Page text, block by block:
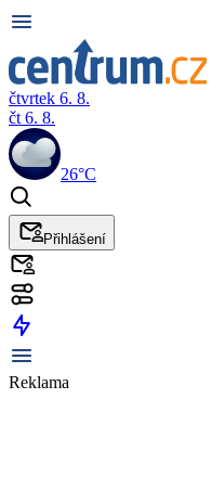
čtvrtek 6. 8.
čt 6. 8.
26°C
Přihlášení
Reklama